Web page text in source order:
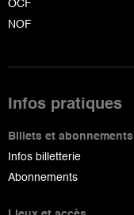
OCF
NOF
Infos pratiques
Billets et abonnements
Infos billetterie
Abonnements